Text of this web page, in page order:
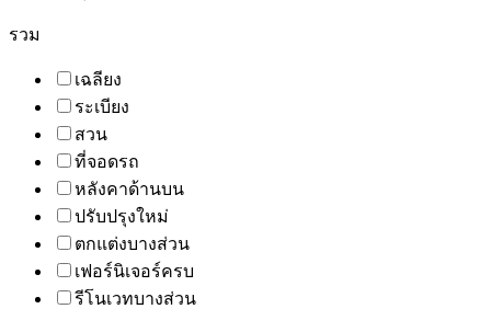
รวม
เฉลียง
ระเบียง
สวน
ที่จอดรถ
หลังคาด้านบน
ปรับปรุงใหม่
ตกแต่งบางส่วน
เฟอร์นิเจอร์ครบ
รีโนเวทบางส่วน